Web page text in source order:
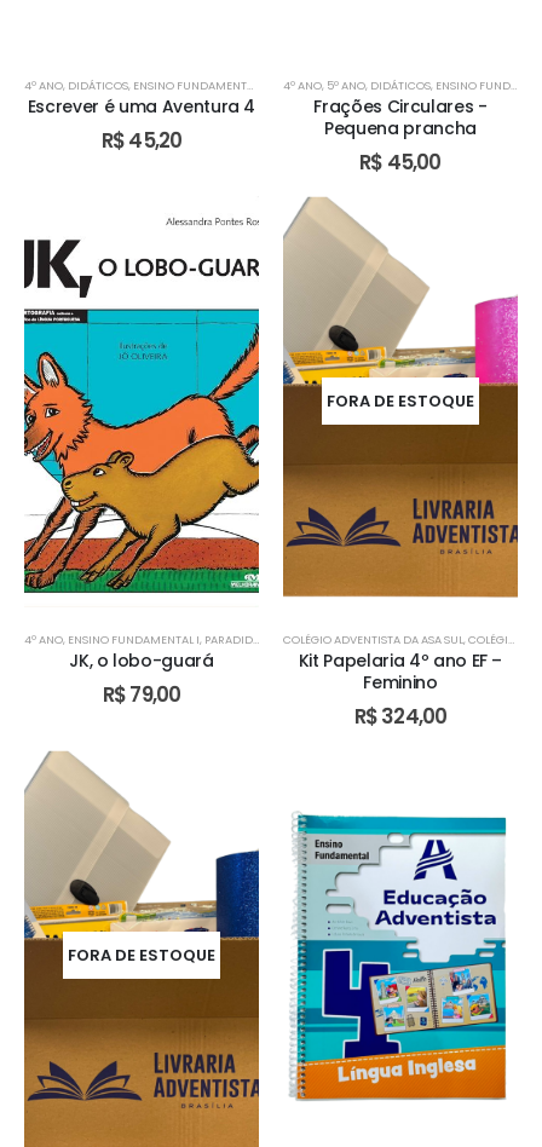
4º ANO, DIDÁTICOS, ENSINO FUNDAMENTAL I TURMA BILÍNGUE, TURMA BILÍNGUE,TURMA
Escrever é uma Aventura 4
R$45,20
4º ANO, 5º ANO, DIDÁTICOS, ENSINO FUNDAMENTAL I
Frações Circulares -
Pequena prancha
R$ 45,00
4º ANO, ENSINO FUNDAMENTAL I, PARADIDÁDITOS ,TURMA BILÍNGUE,TURMA BILÍNGUE,TURMA
JK, o lobo-guará
R$79,00
FORA DE ESTOQUE
COLÉGIO ADVENTISTA DA ASA SUL,COLÉGIO ADVENTISTA DE ÁGUAS CLARAS
Kit Papelaria 4º ano EF –
Feminino
R$324,00
FORA DE ESTOQUE